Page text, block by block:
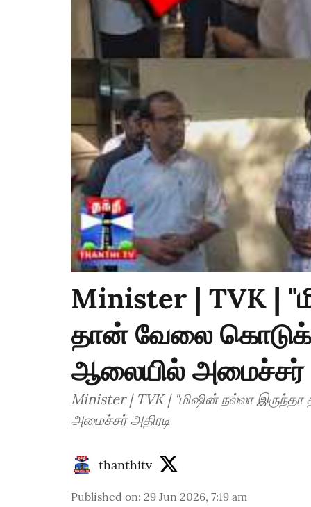
Minister | TVK |
தான் வேலை கொடுக்க
ஆலையில் அமைச்சர்
Minister | TVK | "மிஷின் நல்லா
அமைச்சர் அதிரடி
thanthitv
Published on: 29 Jun 2026, 7:19 am